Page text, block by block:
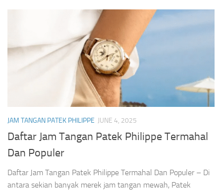
JAM TANGAN PATEK PHILIPPE JUNE 4, 2025
Daftar Jam Tangan Patek Philippe Termahal
Dan Populer
Daftar Jam Tangan Patek Philippe Termahal Dan Populer – Di
antara sekian banyak merek jam tangan mewah, Patek